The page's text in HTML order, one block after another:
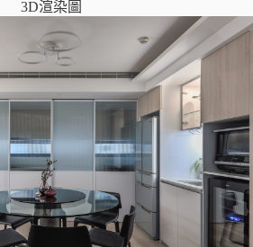
3D渲染圖